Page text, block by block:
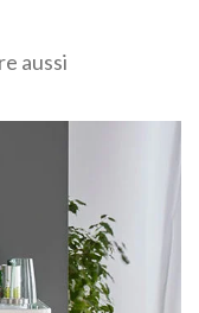
aussi